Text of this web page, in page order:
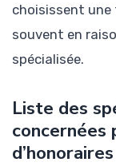
choisissent
souvent en
spécialisée.
Liste des
concernées
d’honoraires